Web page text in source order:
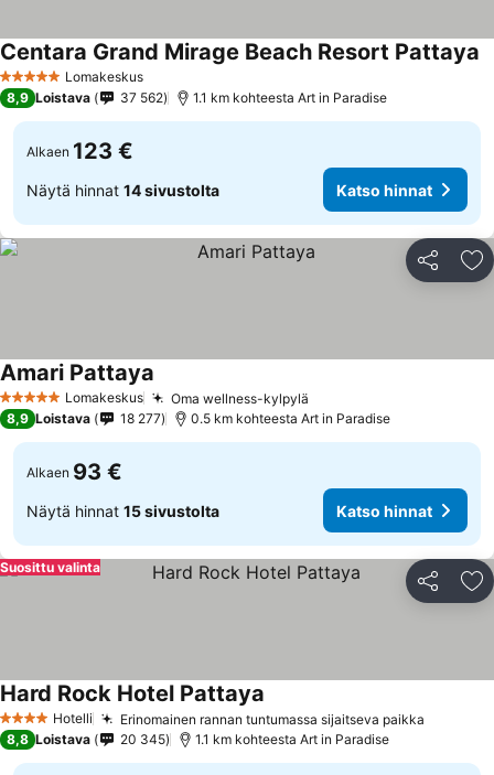
5 TähtiluokitusLomakeskus
Centara Grand Mirage Beach Resort Pattaya
8,9 Loistava 37 562 1.1 km kohteesta Art in Paradise
Alkaen 123 €
Näytä hinnat 14 sivustolta Katso hinnat
Jaa
5 TähtiluokitusLomakeskus Oma wellness-kylpylä
Amari Pattaya
8,9 Loistava 18 277 0.5 km kohteesta Art in Paradise
Alkaen 93 €
Näytä hinnat 15 sivustolta Katso hinnat
Jaa
Suosittu valinta
4 Tähtiluokitus
Hotelli Erinomainen rannan tuntumassa sijaitseva paikka
Hard Rock Hotel Pattaya
8,8 Loistava 20 345 1.1 km kohteesta Art in Paradise